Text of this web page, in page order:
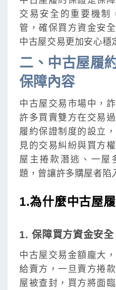
交易安全的重要機制
管，確保買方資金安
中古屋交易更加安心穩
二、中古屋履
保障內容
中古屋交易市場中，
許多買賣雙方在交易
履約保證制度的設立
見的交易糾紛與買方
屋主捲款潛逃、一屋
題，曾讓許多購屋者陷
1.為什麼中古屋
1. 保障買方資金安全
中古屋交易金額龐大
給賣方，一旦賣方捲
屋被查封，買方將面